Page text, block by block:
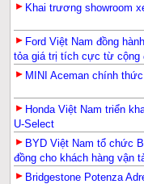
Khai trương showroom
Ford Việt Nam đồng
tỏa giá trị tích cực từ cộng
MINI Aceman chính
Honda Việt Nam triển
U-Select
BYD Việt Nam tổ chức
đồng cho khách hàng vận
Bridgestone Potenza